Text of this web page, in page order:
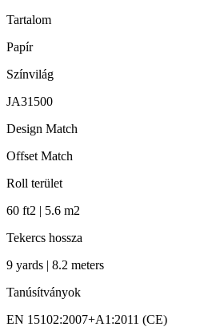
Tartalom
Papír
Színvilág
JA31500
Design Match
Offset Match
Roll terület
60 ft2 | 5.6 m2
Tekercs hossza
9 yards | 8.2 meters
Tanúsítványok
EN 15102:2007+A1:2011 (CE)